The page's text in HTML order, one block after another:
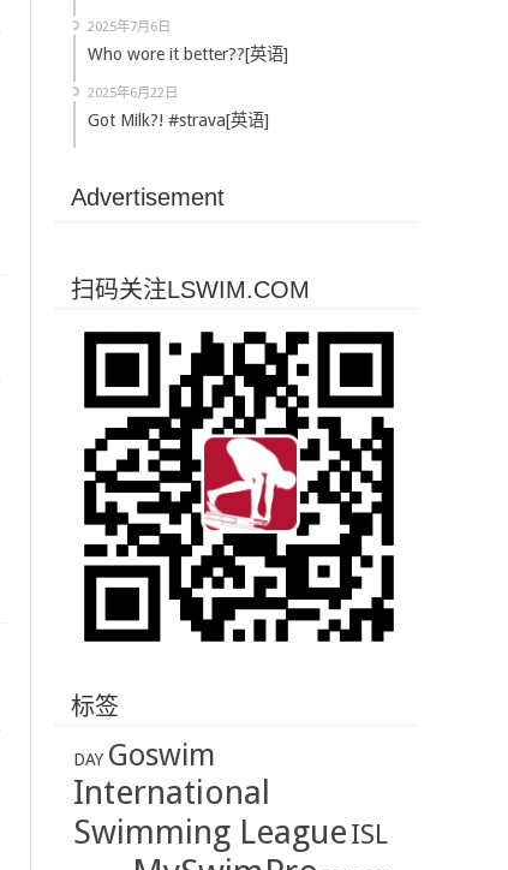
2025年7月6日
Who wore it better??[英语]
2025年6月22日
Got Milk?! #strava[英语]
Advertisement
扫码关注LSWIM.COM
标签
DAY Goswim
International
Swimming LeagueISL